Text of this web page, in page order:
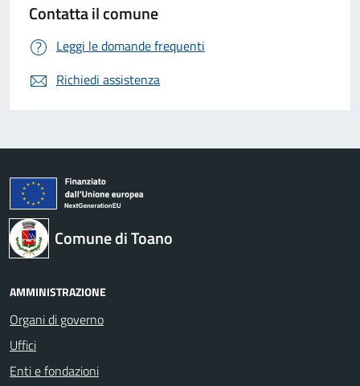
Contatta il comune
Leggi le domande frequenti
Richiedi assistenza
Comune di Toano
AMMINISTRAZIONE
Organi di governo
Uffici
Enti e fondazioni